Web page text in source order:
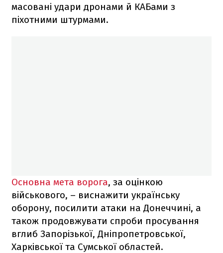
масовані удари дронами й КАБами з
піхотними штурмами.
Основна мета ворога, за оцінкою
військового, – виснажити українську
оборону, посилити атаки на Донеччині, а
також продовжувати спроби просування
вглиб Запорізької, Дніпропетровської,
Харківської та Сумської областей.